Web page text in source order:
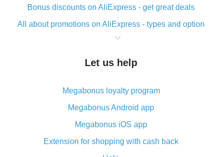
Bonus discounts on AliExpress - get great deals
All about promotions on AliExpress - types and option
What is cash back when making purchases on
The best place to download cash back for AliExpress
What is the AliExpress cash back plugin and what are
its advantages
Cash back from the AliExpress mobile app -
advantages of the plugin
Double cash back on AliExpress has been cancelled!
Let us help
Megabonus loyalty program
Megabonus Android app
Megabonus iOS app
Extension for shopping with cash back